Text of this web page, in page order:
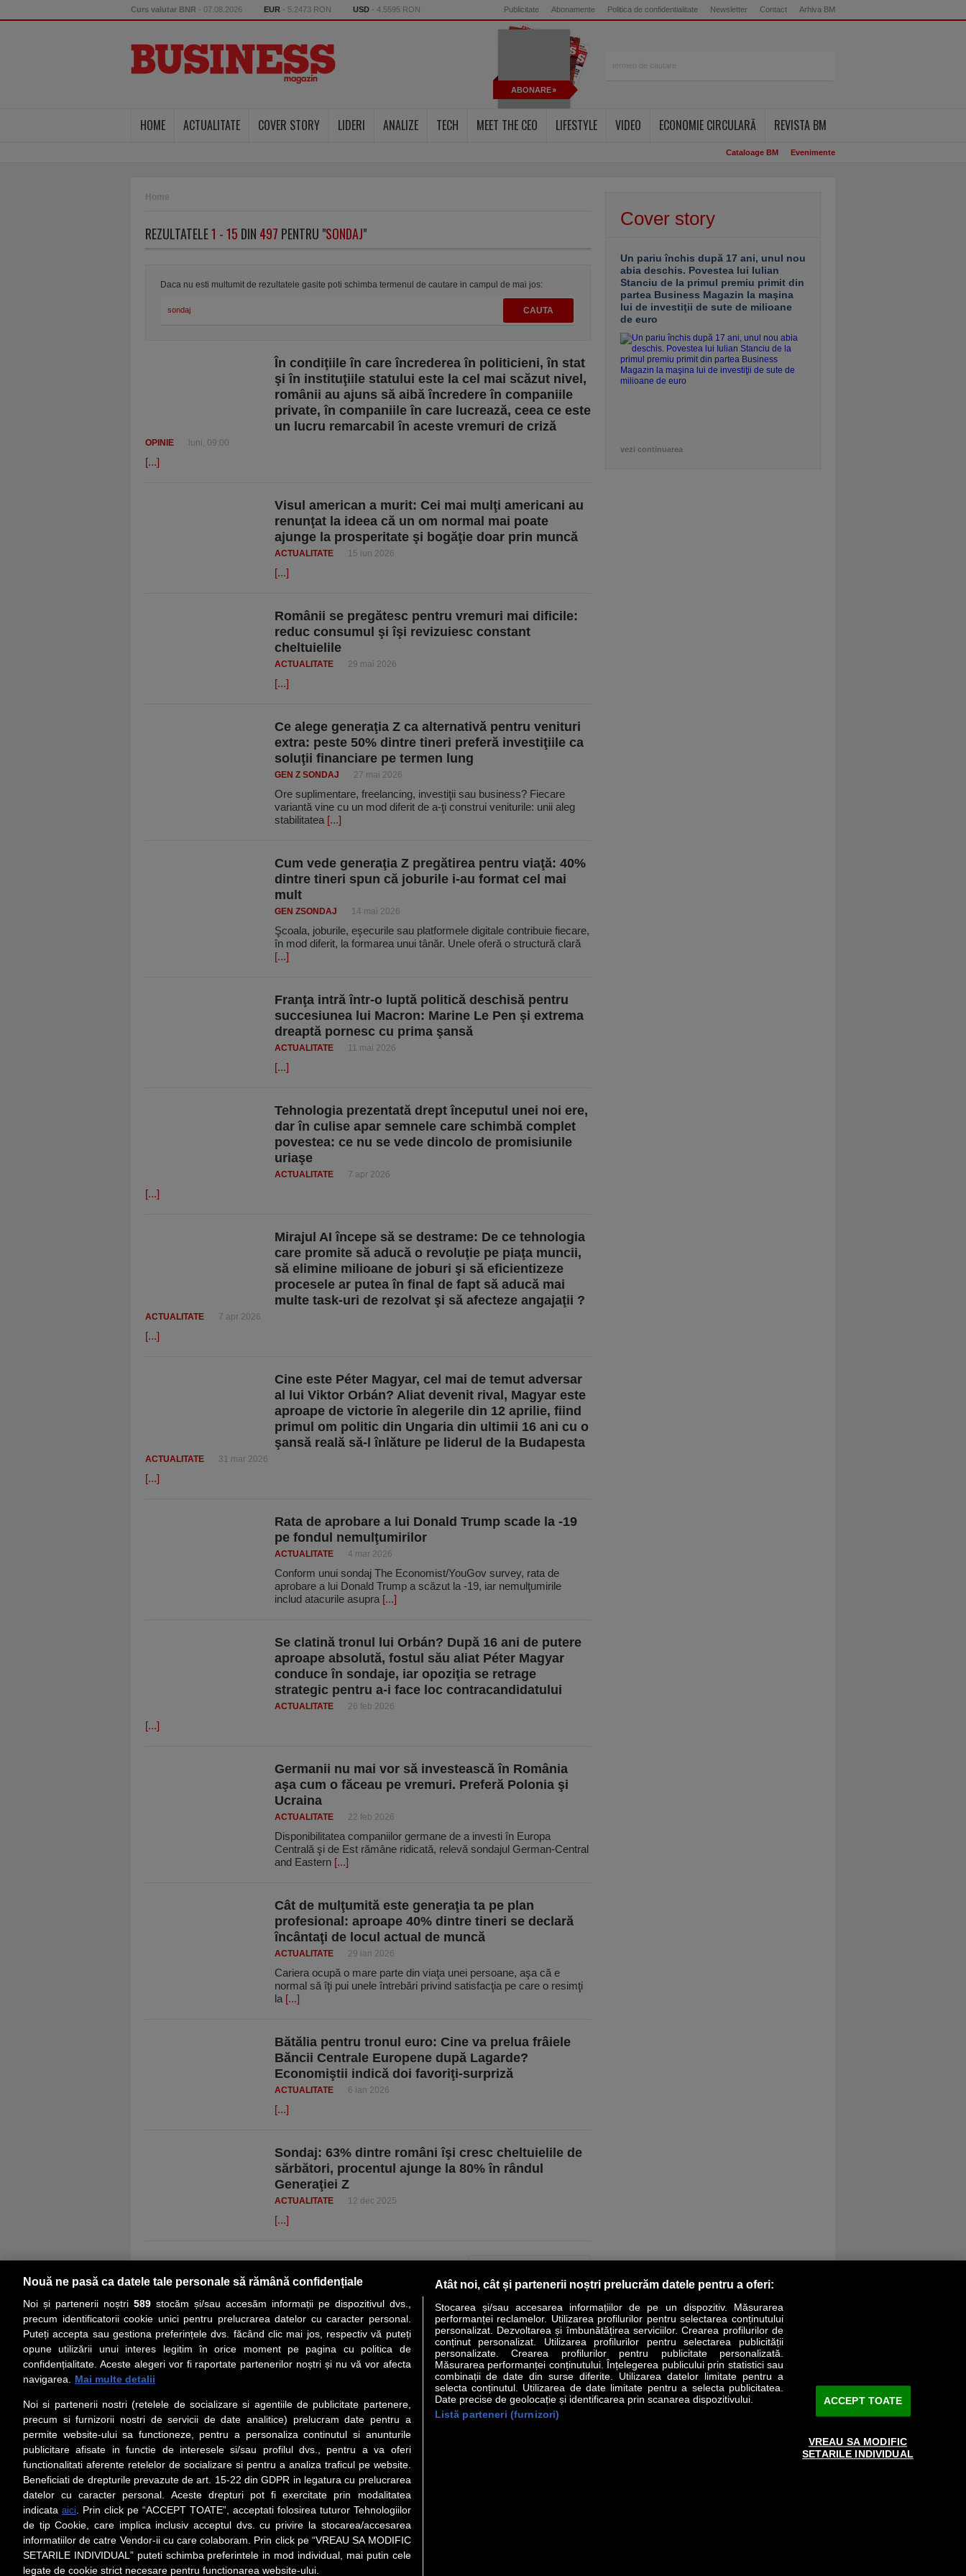
Curs valutar BNR - 07.08.2026 EUR - 5.2473 RON USD - 4.5595 RON Publicitate Abonamente Politica de confidentialitate Newsletter Contact Arhiva BM
ABONARE
HOME ACTUALITATE COVER STORY LIDERI ANALIZE TECH MEET THE CEO LIFESTYLE VIDEO ECONOMIE CIRCULARĂ REVISTA BM
Cataloage BM Evenimente
Home
REZULTATELE1 - 15 DIN 497 PENTRU "SONDAJ"
Daca nu esti multumit de rezultatele gasite poti schimba termenul de cautare in campul de mai jos:
În condiţiile în care încrederea în politicieni, în stat
şi în instituţiile statului este la cel mai scăzut nivel,
românii au ajuns să aibă încredere în companiile
private, în companiile în care lucrează, ceea ce este
un lucru remarcabil în aceste vremuri de criză
OPINIE luni, 09:00
[...]
Visul american a murit: Cei mai mulţi americani au
renunţat la ideea că un om normal mai poate
ajunge la prosperitate şi bogăţie doar prin muncă
ACTUALITATE 15 iun 2026
[...]
Românii se pregătesc pentru vremuri mai dificile:
reduc consumul şi îşi revizuiesc constant
cheltuielile
ACTUALITATE 29 mai 2026
[...]
Ce alege generaţia Z ca alternativă pentru venituri
extra: peste 50% dintre tineri preferă investiţiile ca
soluţii financiare pe termen lung
GEN Z SONDAJ 27 mai 2026
Ore suplimentare, freelancing, investiţii sau business? Fiecare
variantă vine cu un mod diferit de a-ţi construi veniturile: unii aleg
stabilitatea [...]
Cum vede generaţia Z pregătirea pentru viaţă: 40%
dintre tineri spun că joburile i-au format cel mai
mult
GEN ZSONDAJ 14 mai 2026
Şcoala, joburile, eşecurile sau platformele digitale contribuie fiecare,
în mod diferit, la formarea unui tânăr. Unele oferă o structură clară
[...]
Franţa intră într-o luptă politică deschisă pentru
succesiunea lui Macron: Marine Le Pen şi extrema
dreaptă pornesc cu prima şansă
ACTUALITATE 11 mai 2026
[...]
Tehnologia prezentată drept începutul unei noi ere,
dar în culise apar semnele care schimbă complet
povestea: ce nu se vede dincolo de promisiunile
uriaşe
ACTUALITATE 7 apr 2026
[...]
Mirajul AI începe să se destrame: De ce tehnologia
care promite să aducă o revoluţie pe piaţa muncii,
să elimine milioane de joburi şi să eficientizeze
procesele ar putea în final de fapt să aducă mai
multe task-uri de rezolvat şi să afecteze angajaţii ?
ACTUALITATE 7 apr 2026
[...]
Cine este Péter Magyar, cel mai de temut adversar
al lui Viktor Orbán? Aliat devenit rival, Magyar este
aproape de victorie în alegerile din 12 aprilie, fiind
primul om politic din Ungaria din ultimii 16 ani cu o
şansă reală să-l înlăture pe liderul de la Budapesta
ACTUALITATE 31 mar 2026
[...]
Rata de aprobare a lui Donald Trump scade la -19
pe fondul nemulţumirilor
ACTUALITATE 4 mar 2026
Conform unui sondaj The Economist/YouGov survey, rata de
aprobare a lui Donald Trump a scăzut la -19, iar nemulţumirile
includ atacurile asupra [...]
Se clatină tronul lui Orbán? După 16 ani de putere
aproape absolută, fostul său aliat Péter Magyar
conduce în sondaje, iar opoziţia se retrage
strategic pentru a-i face loc contracandidatului
ACTUALITATE 26 feb 2026
[...]
Germanii nu mai vor să investească în România
aşa cum o făceau pe vremuri. Preferă Polonia şi
Ucraina
ACTUALITATE 22 feb 2026
Disponibilitatea companiilor germane de a investi în Europa
Centrală şi de Est rămâne ridicată, relevă sondajul German-Central
and Eastern [...]
Cât de mulţumită este generaţia ta pe plan
profesional: aproape 40% dintre tineri se declară
încântaţi de locul actual de muncă
ACTUALITATE 29 ian 2026
Cariera ocupă o mare parte din viaţa unei persoane, aşa că e
normal să îţi pui unele întrebări privind satisfacţia pe care o resimţi
la [...]
Bătălia pentru tronul euro: Cine va prelua frâiele
Băncii Centrale Europene după Lagarde?
Economiştii indică doi favoriţi-surpriză
ACTUALITATE 6 ian 2026
[...]
Sondaj: 63% dintre români îşi cresc cheltuielile de
sărbători, procentul ajunge la 80% în rândul
Generaţiei Z
ACTUALITATE 12 dec 2025
[...]
Cover story
Un pariu închis după 17 ani, unul nou
abia deschis. Povestea lui Iulian
Stanciu de la primul premiu primit din
partea Business Magazin la maşina
lui de investiţii de sute de milioane
de euro
vezi continuarea
PRIMA PAGINĂ COVER STORY LIDERI ANALIZE HI-TECH MEET THE CEO LIFESTYLE SPECIAL OPINII
Social
Urmareste-ne pe Facebook
iarul Financiar
Despre Noi
Contact Redactie
Contact Marketing
Contact Vanzari
Abonamente print
Redactorii BM
Politica de confidentialitate
Termeni si conditii
About cookies
Servicii Revista Business Magazin
Setări cookies
Preluarea fără cost a materialelor de presă (text, foto si/sau video), purtătoare de drepturi de proprietate intelectuală, este aprobată de către www.bmag.ro doar în limita a 250 de semne. Spaţiile şi URL-
ul/hyperlink-ul nu sunt luate în considerare în numerotarea semnelor. Preluarea de informaţii poate fi făcută numai în acord cu termenii agreaţi şi menţionaţi in
Nouă ne pasă ca datele tale personale să rămână confidențiale
Noi și partenerii noștri 589stocăm și/sau accesăm informații pe dispozitivul dvs.,
precum identificatorii cookie unici pentru prelucrarea datelor cu caracter personal.
Puteți accepta sau gestiona preferințele dvs. făcând clic mai jos, respectiv vă puteți
opune utilizării unui interes legitim în orice moment pe pagina cu politica de
confidențialitate. Aceste alegeri vor fi raportate partenerilor noștri și nu vă vor afecta
navigarea.
Mai multe detalii
Noi si partenerii nostri (retelele de socializare si agentiile de publicitate partenere,
precum si furnizorii nostri de servicii de date analitice) prelucram date pentru a
permite website-ului sa functioneze, pentru a personaliza continutul si anunturile
publicitare afisate in functie de interesele si/sau profilul dvs., pentru a va oferi
functionalitati aferente retelelor de socializare si pentru a analiza traficul pe website.
Beneficiati de drepturile prevazute de art. 15-22 din GDPR in legatura cu prelucrarea
datelor cu caracter personal. Aceste drepturi pot fi exercitate prin modalitatea
indicata aici. Prin click pe “ACCEPT TOATE”, acceptati folosirea tuturor Tehnologiilor
de tip Cookie, care implica inclusiv acceptul dvs. cu privire la stocarea/accesarea
informatiilor de catre Vendor-ii cu care colaboram. Prin click pe “VREAU SA MODIFIC
SETARILE INDIVIDUAL” puteti schimba preferintele in mod individual, mai putin cele
legate de cookie strict necesare pentru functionarea website-ului.
Atât noi, cât și partenerii noștri prelucrăm datele pentru a oferi:
Stocarea și/sau accesarea informațiilor de pe un dispozitiv. Măsurarea
performanței reclamelor. Utilizarea profilurilor pentru selectarea conținutului
personalizat. Dezvoltarea și îmbunătățirea serviciilor. Crearea profilurilor de
conținut personalizat. Utilizarea profilurilor pentru selectarea publicității
personalizate. Crearea profilurilor pentru publicitate personalizată.
Măsurarea performanței conținutului. Înțelegerea publicului prin statistici sau
combinații de date din surse diferite. Utilizarea datelor limitate pentru a
selecta conținutul. Utilizarea de date limitate pentru a selecta publicitatea.
Date precise de geolocație și identificarea prin scanarea dispozitivului.
Listă parteneri (furnizori)
ACCEPT TOATE
VREAU SA MODIFIC
SETARILE INDIVIDUAL